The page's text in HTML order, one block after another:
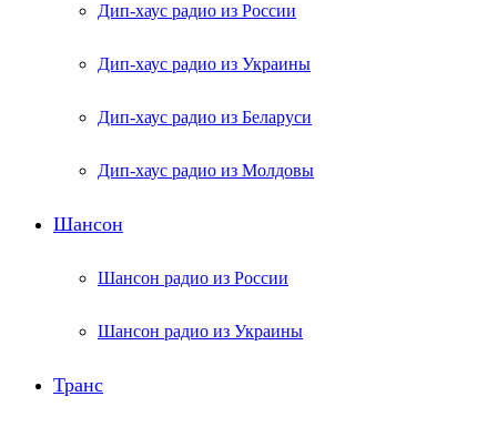
Дип-хаус радио из России
Дип-хаус радио из Украины
Дип-хаус радио из Беларуси
Дип-хаус радио из Молдовы
Шансон
Шансон радио из России
Шансон радио из Украины
Транс